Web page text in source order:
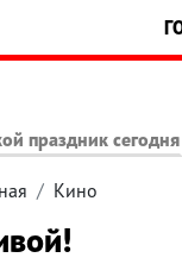
праздник сегодня
Кино